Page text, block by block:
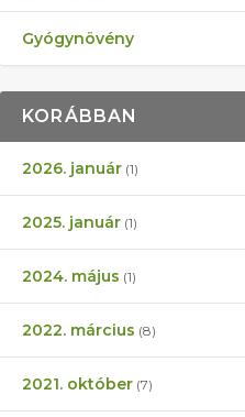
Gyógynövény
KORÁBBAN
2026. január (1)
2025. január (1)
2024. május (1)
2022. március (8)
2021. október (7)